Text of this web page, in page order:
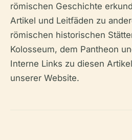
römischen Geschichte
Artikel und Leitfäden zu
römischen historischen
Kolosseum, dem Pantheon
Interne Links zu diesen
unserer Website.